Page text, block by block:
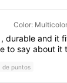
Color:
, durable and it
tosayabout it
de puntos